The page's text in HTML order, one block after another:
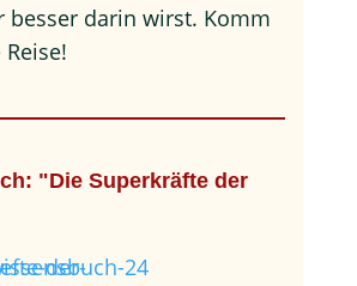
besser darin wirst. Komm
"Die Superkräfte der